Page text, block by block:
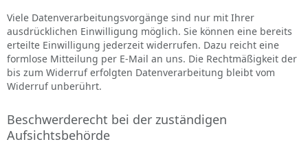
Viele Datenverarbeitungsvorgänge sind nur mit Ihrer
ausdrücklichen Einwilligung möglich. Sie können eine bereits
erteilte Einwilligung jederzeit widerrufen. Dazu reicht eine
formlose Mitteilung per E-Mail an uns. Die Rechtmäßigkeit der
bis zum Widerruf erfolgten Datenverarbeitung bleibt vom
Widerruf unberührt.
Beschwerderecht bei der zuständigen
Aufsichtsbehörde